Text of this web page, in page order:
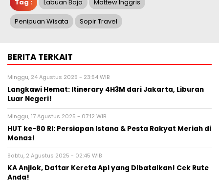
Tag : Labuan Bajo Mattew Inggris
Penipuan Wisata Sopir Travel
BERITA TERKAIT
Minggu, 24 Agustus 2025 - 23:54 WIB
Langkawi Hemat: Itinerary 4H3M dari Jakarta, Liburan
Luar Negeri!
Minggu, 17 Agustus 2025 - 07:12 WIB
HUT ke-80 RI: Persiapan Istana & Pesta Rakyat Meriah di
Monas!
Sabtu, 2 Agustus 2025 - 02:45 WIB
KA Anjlok, Daftar Kereta Api yang Dibatalkan! Cek Rute
Anda!